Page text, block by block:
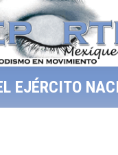
EJÉRCITO